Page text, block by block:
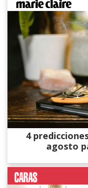
4
agosto